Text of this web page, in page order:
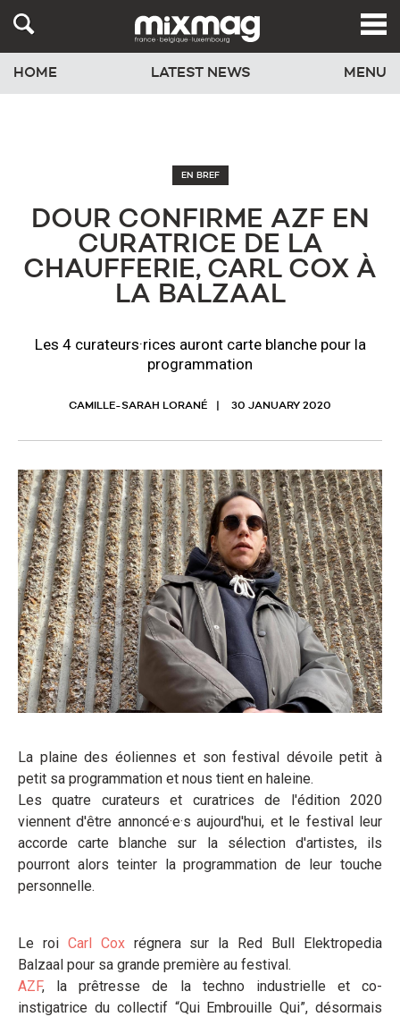
HOME LATEST NEWS MENU
EN BREF
DOUR CONFIRME AZF EN
CURATRICE DE LA
CHAUFFERIE, CARL COX À
LA BALZAAL
Les 4 curateurs·rices auront carte blanche pour la
programmation
CAMILLE-SARAH LORANÉ 30 JANUARY 2020
La plaine des éoliennes et son festival dévoile petit à
petit sa programmation et nous tient en haleine.
Les quatre curateurs et curatrices de l'édition 2020
viennent d'être annoncé·e·s aujourd'hui, et le festival leur
accorde carte blanche sur la sélection d'artistes, ils
pourront alors teinter la programmation de leur touche
personnelle.
Le roi Carl Coxrégnera sur la Red Bull Elektropedia
Balzaal pour sa grande première au festival.
AZF, la prêtresse de la techno industrielle et co-
instigatrice du collectif “Qui Embrouille Qui”, désormais